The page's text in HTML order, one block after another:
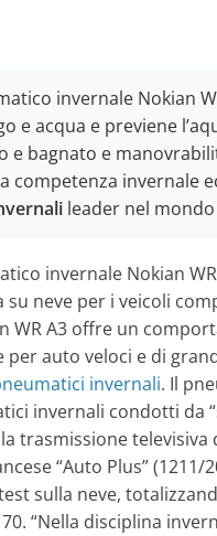
invernale Nokian
e acqua e previene
e bagnato e
competenza invernale
leader nel
invernale Nokian
su neve per i veicoli
WR A3 offre un
per auto veloci e di
invernali. Il
invernali condotti da
trasmissione televisiva
“Auto Plus”
sulla neve,
“Nella disciplina